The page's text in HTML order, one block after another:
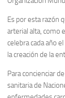
Es por esta razón
arterial alta, como
celebra cada año
la creación de la
Para concienciar
sanitaria de